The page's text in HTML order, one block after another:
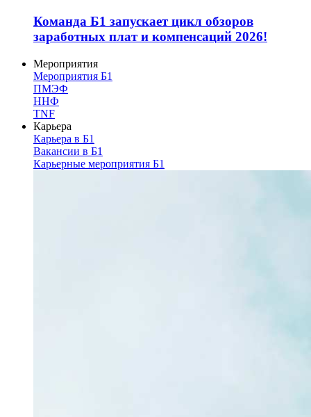
Команда Б1 запускает цикл обзоров
заработных плат и компенсаций 2026!
Мероприятия
Мероприятия Б1
ПМЭФ
ННФ
TNF
Карьера
Карьера в Б1
Вакансии в Б1
Карьерные мероприятия Б1